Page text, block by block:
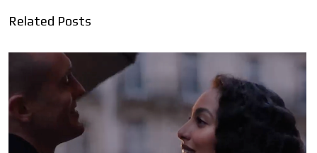
Related Posts